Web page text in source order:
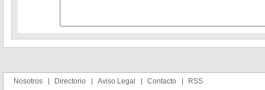
Nosotros Directorio Aviso Legal Contacto RSS